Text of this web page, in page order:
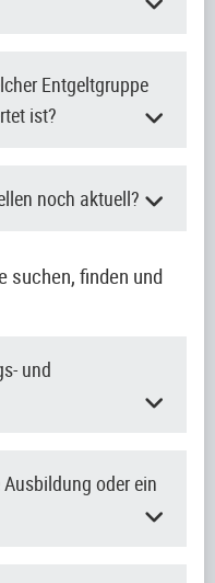
Entgeltgruppe
ist?
noch aktuell?
suchen, finden und
und
oder ein